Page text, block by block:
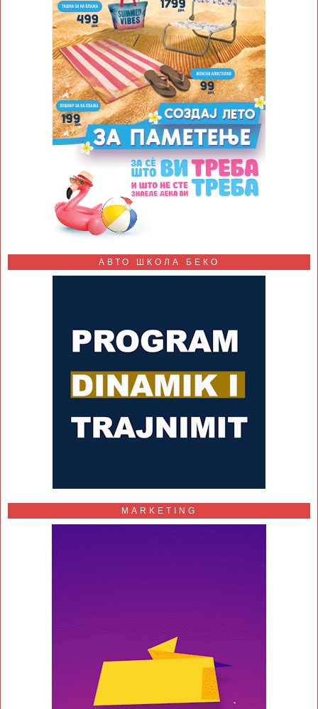
АВТО ШКОЛА БЕКО
MARKETING